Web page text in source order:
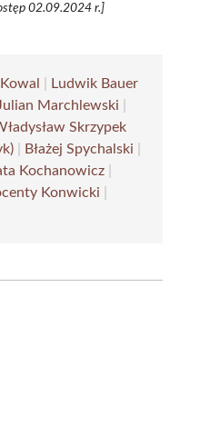
02.09.2024 r.]
Ludwik Bauer
Marchlewski
Skrzypek
Błażej Spychalski
Kochanowicz
Konwicki